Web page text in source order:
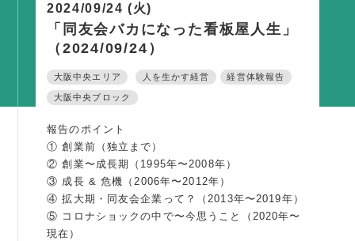
調査・資料・提言
活動内容
その他の活動
2024/09/24 (火)
「同友会バカになった看板屋人生」
（2024/09/24）
大阪中央エリア 人を生かす経営 経営体験報告
大阪中央ブロック
報告のポイント
① 創業前（独立まで）
② 創業〜成長期（1995年〜2008年）
③ 成長 & 危機（2006年〜2012年）
④ 拡大期・同友会企業って？（2013年〜2019年）
⑤ コロナショックの中で〜今思うこと（2020年〜
現在）